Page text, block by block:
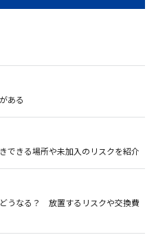
ある
きる場所や未加入のリスクを紹介
うなる？ 放置するリスクや交換費